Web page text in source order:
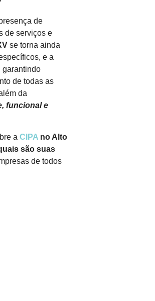
de
de serviços e
se torna ainda
e a
garantindo
de todas as
da
funcional e
a CIPA no Alto
são suas
de todos